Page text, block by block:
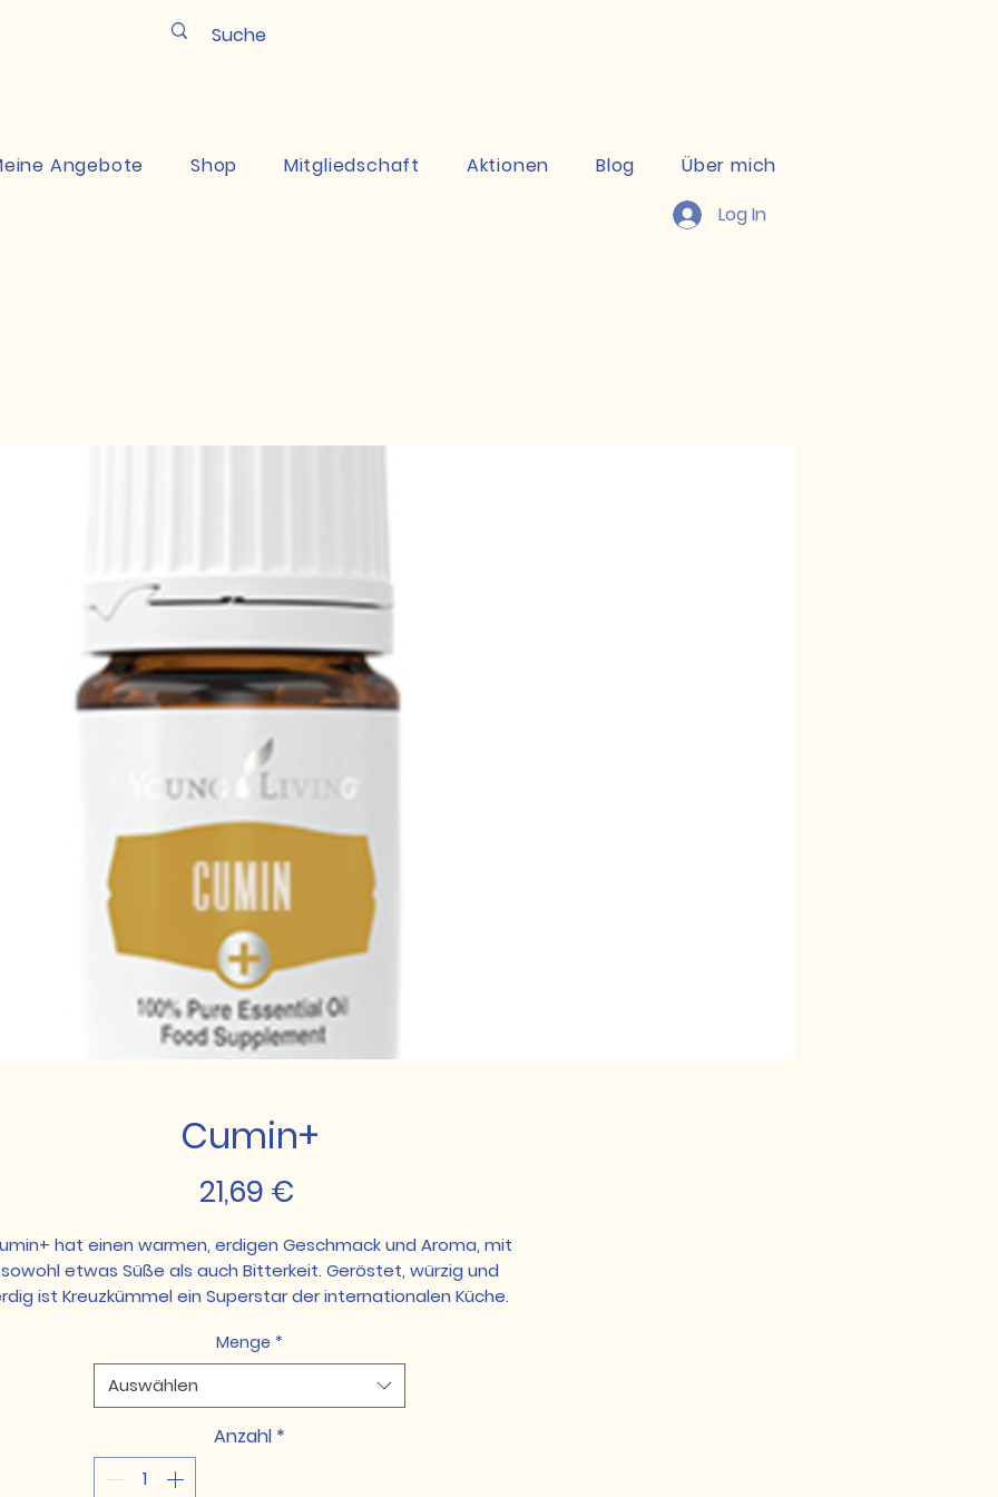
Angebote Shop Mitgliedschaft Aktionen Blog
Über mich
Log In
Cumin+
21,69 €
hat einen warmen, erdigen Geschmack und Aroma, mit
sowohl etwas Süße als auch Bitterkeit. Geröstet, würzig und
ist Kreuzkümmel ein Superstar der internationalen Küche.
mittelmäßig und legendär für Deine Chilli-, Curry- oder
Anwendungsempfehlung
Nimm 1-2 Tropfen täglich in einer pflanzlichen Kapsel ein.
Gib einen Tropfen nach dem Essen in warmes Wasser.
Menge *
Auswählen
Anzahl *